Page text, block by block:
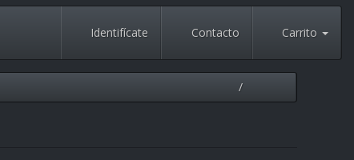
Identifícate Contacto Carrito